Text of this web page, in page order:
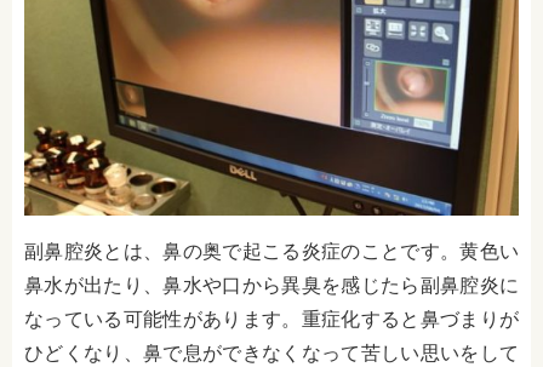
副鼻腔炎とは、鼻の奥で起こる炎症のことです。黄色い
鼻水が出たり、鼻水や口から異臭を感じたら副鼻腔炎に
なっている可能性があります。重症化すると鼻づまりが
ひどくなり、鼻で息ができなくなって苦しい思いをして